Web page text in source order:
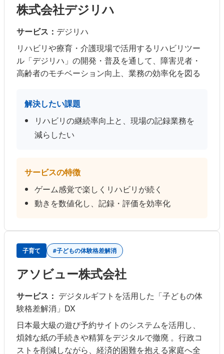
株式会社デジリハ
サービス： デジリハ
リハビリや療育・介護現場で活用するリハビリツー
ル「デジリハ」の開発・普及を通して、障害児者・
高齢者のモチベーション向上、業務の効率化を図る
解決したい課題
リハビリの継続率向上と、現場の記録業務を
減らしたい
サービスの特徴
ゲーム感覚で楽しくリハビリが続く
動きを数値化し、記録・評価を効率化
子育て #子どもの体験格差解消
アソビュー株式会社
サービス： デジタルギフトを活用した「子どもの体
験格差解消」DX
日本最大級の遊び予約サイトのシステムを活用し、
煩雑な紙の手続きや精算をデジタルで撤廃 。行政コ
ストを削減しながら、経済的困難を抱える家庭へ全